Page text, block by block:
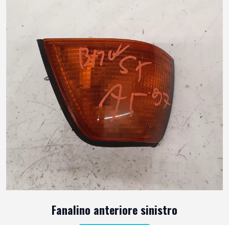
Fanalino anteriore sinistro